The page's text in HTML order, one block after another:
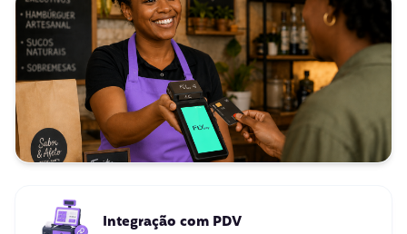
Integração com PDV